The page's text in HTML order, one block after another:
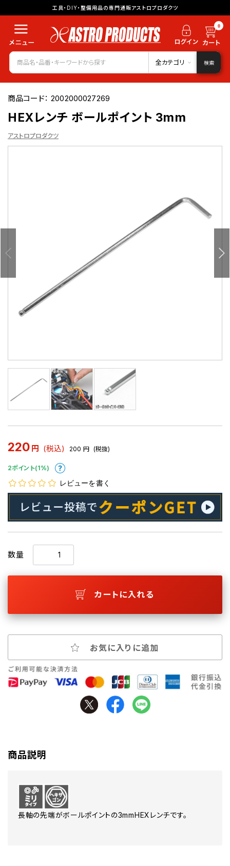
工具・DIY・整備用品の専門通販アストロプロダクツ
0
全カテゴリ 検索
商品コード：2002000027269
HEXレンチ ボールポイント 3mm
アストロプロダクツ
220 円 (税込) 200 円 (税抜)
2ポイント(1%)
レビューを書く
数量
カートに入れる
お気に入りに追加
商品説明
長軸の先端がボールポイントの3mmHEXレンチです。